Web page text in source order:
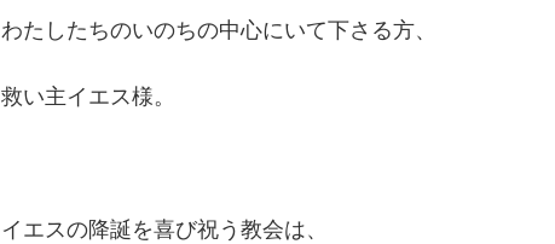
わたしたちのいのちの中心にいて下さる方、
救い主イエス様。
イエスの降誕を喜び祝う教会は、